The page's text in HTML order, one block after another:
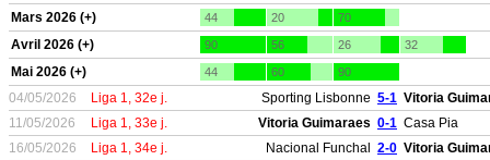
Mars 2026 (+) 44 20 70
Avril 2026 (+) 90 56 26 32
Mai 2026 (+) 44 60 90
04/05/2026 Liga 1, 32e j. Sporting Lisbonne 5-1 Vitoria
11/05/2026
Liga 1, 33e j. Vitoria Guimaraes 0-1 Casa Pia
16/05/2026
Liga 1, 34e j. Nacional Funchal 2-0 Vitoria